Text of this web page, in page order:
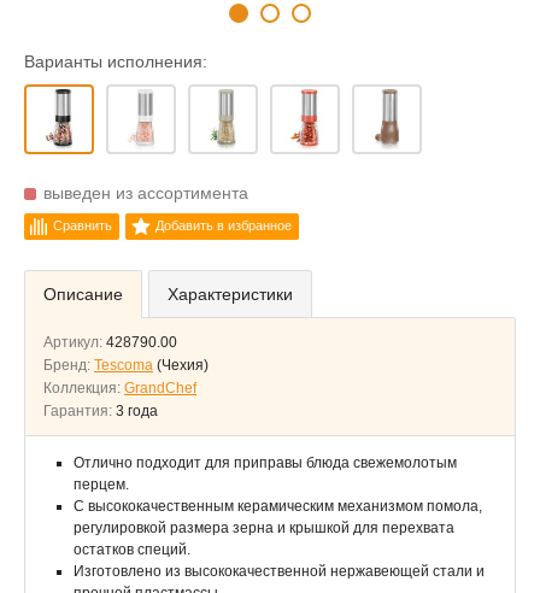
Варианты исполнения:
выведен из ассортимента
Сравнить Добавить в избранное
Описание Характеристики
Артикул: 428790.00
Бренд: Tescoma (Чехия)
Коллекция: GrandChef
Гарантия: 3 года
Отлично подходит для приправы блюда свежемолотым
перцем.
С высококачественным керамическим механизмом помола,
регулировкой размера зерна и крышкой для перехвата
остатков специй.
Изготовлено из высококачественной нержавеющей стали и